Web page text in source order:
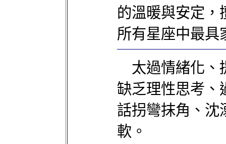
的溫暖與安定，
所有星座中最具
太過情緒化、
缺乏理性思考、
話拐彎抹角、沈
軟。